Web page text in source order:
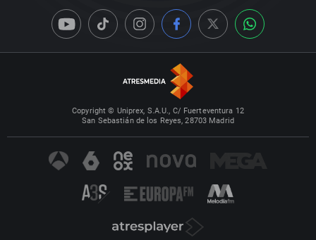
Copyright © Uniprex, S.A.U., C/ Fuerteventura 12
San Sebastián de los Reyes, 28703 Madrid